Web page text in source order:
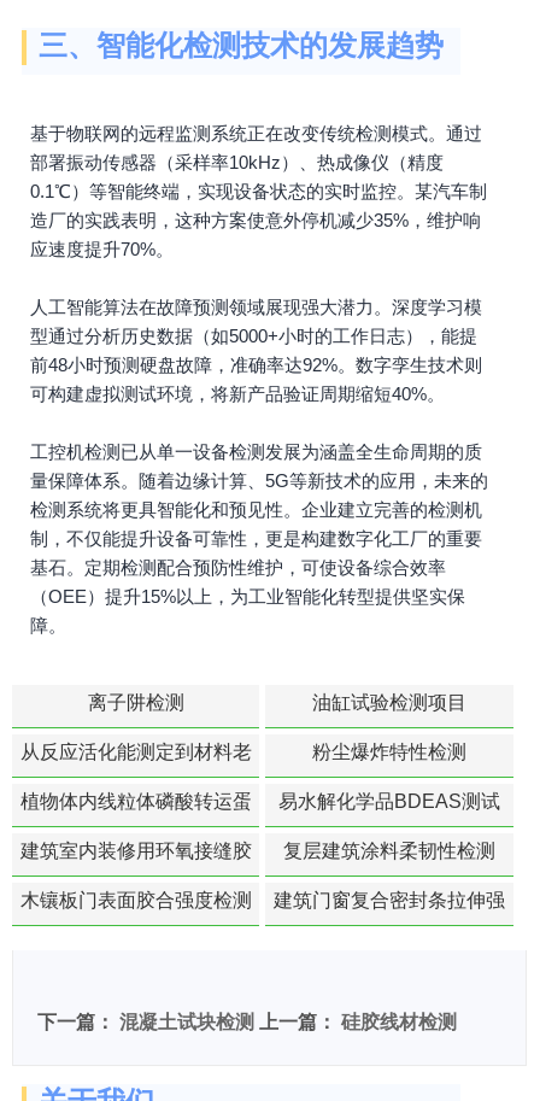
三、智能化检测技术的发展趋势
基于物联网的远程监测系统正在改变传统检测模式。通过
部署振动传感器（采样率10kHz）、热成像仪（精度
0.1℃）等智能终端，实现设备状态的实时监控。某汽车制
造厂的实践表明，这种方案使意外停机减少35%，维护响
应速度提升70%。
人工智能算法在故障预测领域展现强大潜力。深度学习模
型通过分析历史数据（如5000+小时的工作日志），能提
前48小时预测硬盘故障，准确率达92%。数字孪生技术则
可构建虚拟测试环境，将新产品验证周期缩短40%。
工控机检测已从单一设备检测发展为涵盖全生命周期的质
量保障体系。随着边缘计算、5G等新技术的应用，未来的
检测系统将更具智能化和预见性。企业建立完善的检测机
制，不仅能提升设备可靠性，更是构建数字化工厂的重要
基石。定期检测配合预防性维护，可使设备综合效率
（OEE）提升15%以上，为工业智能化转型提供坚实保
障。
离子阱检测 油缸试验检测项目
从反应活化能测定到材料老
化寿命预测的经典模型
粉尘爆炸特性检测
植物体内线粒体磷酸转运蛋
白活性检测
易水解化学品BDEAS测试
建筑室内装修用环氧接缝胶
苯含量检测
复层建筑涂料柔韧性检测
木镶板门表面胶合强度检测
建筑门窗复合密封条拉伸强
下一篇： 混凝土试块检测 上一篇： 硅胶线材检测